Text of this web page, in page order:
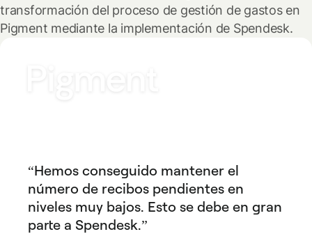
transformación del proceso de gestión de gastos en
Pigment mediante la implementación de Spendesk.
Hemos conseguido mantener el
número de recibos pendientes en
niveles muy bajos. Esto se debe en gran
parte a Spendesk.